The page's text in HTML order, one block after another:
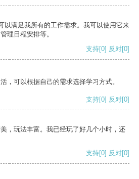
以满足我所有的工作需求。我可以使用它来
理日程安排等。
支持[0] 反对[0]
，可以根据自己的需求选择学习方式。
支持[0] 反对[0]
，玩法丰富。我已经玩了好几个小时，还
支持[0] 反对[0]